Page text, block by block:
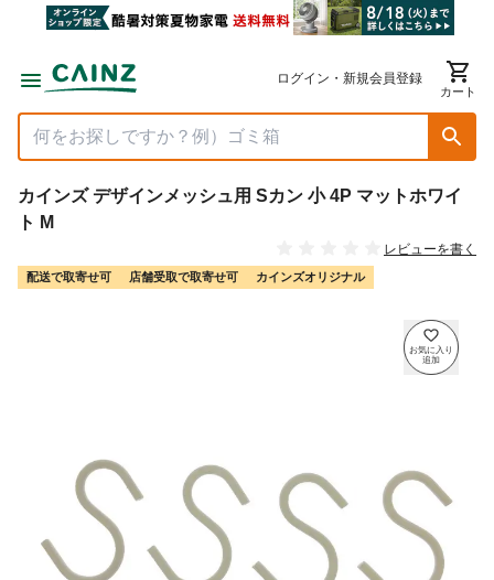
ログイン・新規会員登録
カート
カインズ デザインメッシュ用 Sカン 小 4P マットホワイ
ト M
レビューを書く
配送で取寄せ可 店舗受取で取寄せ可 カインズオリジナル